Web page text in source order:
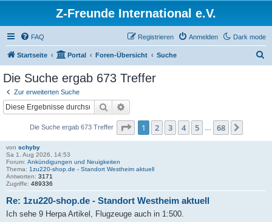
Z-Freunde International e.V.
Dark mode
FAQ Anmelden
Registrieren
Startseite Portal Foren-Übersicht Suche
Die Suche ergab 673 Treffer
Zur erweiterten Suche
Suche
Die Suche ergab 673 Treffer Seite 1von 68
1 2 3 4 5 68
von schyby
Sa 1. Aug 2026, 14:53
Forum: Ankündigungen und Neuigkeiten
Thema: 1zu220-shop.de - Standort Westheim aktuell
Antworten: 3171
Zugriffe: 489336
Re: 1zu220-shop.de - Standort Westheim aktuell
Ich sehe 9 Herpa Artikel, Flugzeuge auch in 1:500.